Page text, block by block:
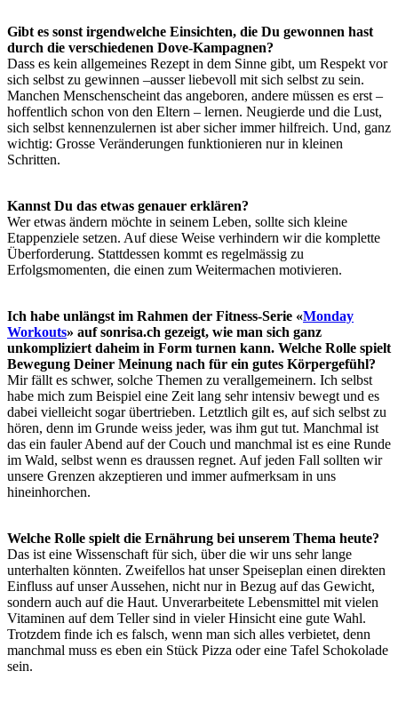
Gibt es sonst irgendwelche Einsichten, die Du gewonnen hast
durch die verschiedenen Dove-Kampagnen?
Dass es kein allgemeines Rezept in dem Sinne gibt, um Respekt vor
sich selbst zu gewinnen –ausser liebevoll mit sich selbst zu sein.
Manchen Menschenscheint das angeboren, andere müssen es erst –
hoffentlich schon von den Eltern – lernen. Neugierde und die Lust,
sich selbst kennenzulernen ist aber sicher immer hilfreich. Und, ganz
wichtig: Grosse Veränderungen funktionieren nur in kleinen
Schritten.
Kannst Du das etwas genauer erklären?
Wer etwas ändern möchte in seinem Leben, sollte sich kleine
Etappenziele setzen. Auf diese Weise verhindern wir die komplette
Überforderung. Stattdessen kommt es regelmässig zu
Erfolgsmomenten, die einen zum Weitermachen motivieren.
Ich habe unlängst im Rahmen der Fitness-Serie «Monday
Workouts» auf sonrisa.ch gezeigt, wie man sich ganz
unkompliziert daheim in Form turnen kann. Welche Rolle spielt
Bewegung Deiner Meinung nach für ein gutes Körpergefühl?
Mir fällt es schwer, solche Themen zu verallgemeinern. Ich selbst
habe mich zum Beispiel eine Zeit lang sehr intensiv bewegt und es
dabei vielleicht sogar übertrieben. Letztlich gilt es, auf sich selbst zu
hören, denn im Grunde weiss jeder, was ihm gut tut. Manchmal ist
das ein fauler Abend auf der Couch und manchmal ist es eine Runde
im Wald, selbst wenn es draussen regnet. Auf jeden Fall sollten wir
unsere Grenzen akzeptieren und immer aufmerksam in uns
hineinhorchen.
Welche Rolle spielt die Ernährung bei unserem Thema heute?
Das ist eine Wissenschaft für sich, über die wir uns sehr lange
unterhalten könnten. Zweifellos hat unser Speiseplan einen direkten
Einfluss auf unser Aussehen, nicht nur in Bezug auf das Gewicht,
sondern auch auf die Haut. Unverarbeitete Lebensmittel mit vielen
Vitaminen auf dem Teller sind in vieler Hinsicht eine gute Wahl.
Trotzdem finde ich es falsch, wenn man sich alles verbietet, denn
manchmal muss es eben ein Stück Pizza oder eine Tafel Schokolade
sein.